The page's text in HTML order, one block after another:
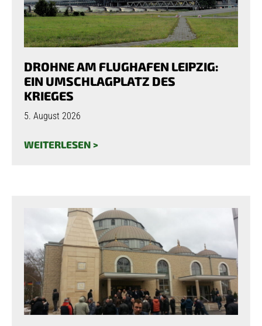
DROHNE AM FLUGHAFEN LEIPZIG:
EIN UMSCHLAGPLATZ DES
KRIEGES
5. August 2026
WEITERLESEN >